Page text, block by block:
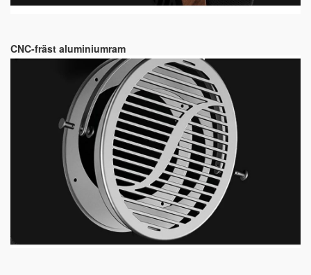
CNC-fräst aluminiumram